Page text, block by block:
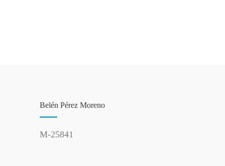
Belén Pérez Moreno
M-25841